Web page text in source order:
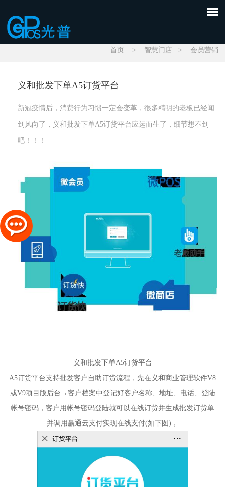
首页 > 智慧门店 > 会员营销
义和批发下单A5订货平台
新冠疫情后，消费行为习惯一定会变革，很多精明的老板已经闻
到风向了，义和批发下单A5订货平台应运而生了，细节想不到
吧！！！
义和批发下单A5订货平台
A5订货平台支持批发客户自助订货流程，先在义和商业管理软件V8
或V9项目版后台→客户档案中登记好客户名称、地址、电话、登陆
帐号密码，客户用帐号密码登陆就可以在线订货并生成批发订货单
并调用赢通云支付实现在线支付(如下图)，